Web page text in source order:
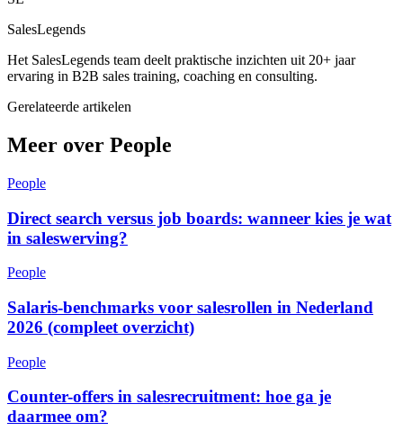
SalesLegends
Het SalesLegends team deelt praktische inzichten uit 20+ jaar
ervaring in B2B sales training, coaching en consulting.
Gerelateerde artikelen
Meer over People
People
Direct search versus job boards: wanneer kies je wat
in saleswerving?
People
Salaris-benchmarks voor salesrollen in Nederland
2026 (compleet overzicht)
People
Counter-offers in salesrecruitment: hoe ga je
daarmee om?